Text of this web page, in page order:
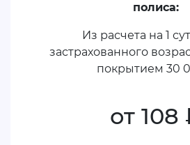
полиса:
Из расчета на 1
застрахованного
покрытием 30
от 108